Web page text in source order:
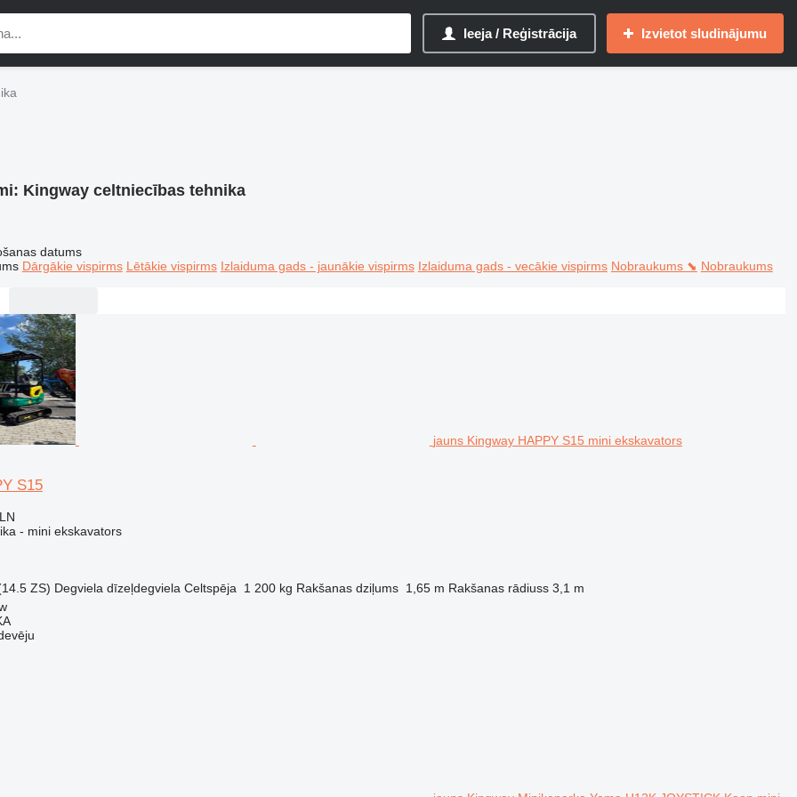
Ieeja / Reģistrācija Izvietot sludinājumu
Kingway celtniecības tehnika
datums
Dārgākie vispirms Lētākie vispirms Izlaiduma gads - jaunākie vispirms Izlaiduma gads - vecākie vispirms Nobraukums ⬊ Nobraukums
jauns Kingway HAPPY S15 mini ekskavators
S15
- mini ekskavators
ZS) Degviela dīzeļdegviela Celtspēja 1 200 kg Rakšanas dziļums 1,65 m Rakšanas rādiuss 3,1 m